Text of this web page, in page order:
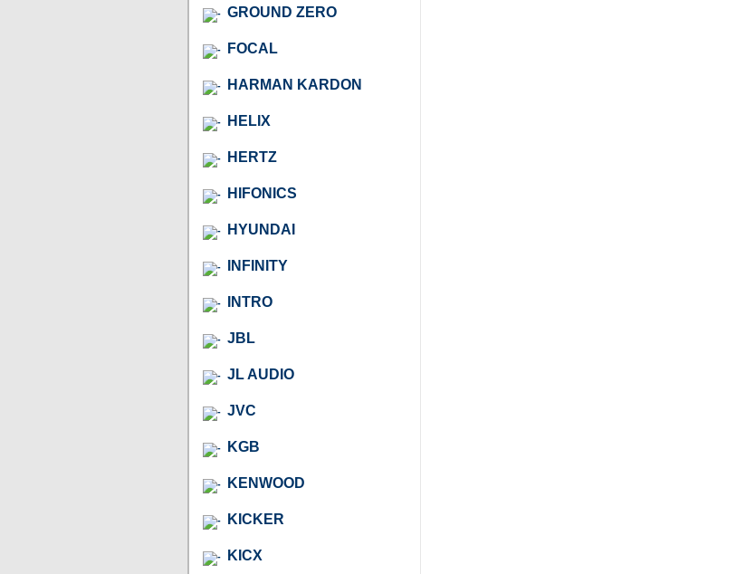
GROUND ZERO
FOCAL
HARMAN KARDON
HELIX
HERTZ
HIFONICS
HYUNDAI
INFINITY
INTRO
JBL
JL AUDIO
JVC
KGB
KENWOOD
KICKER
KICX